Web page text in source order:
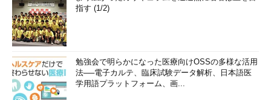
指す (1/2)
勉強会で明らかになった医療向けOSSの多様な活用
法──電子カルテ、臨床試験データ解析、日本語医
学用語プラットフォーム、画...